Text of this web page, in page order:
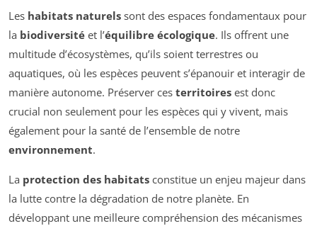
Les habitats naturels sont des espaces fondamentaux pour
la biodiversité et l’équilibre écologique. Ils offrent une
multitude d’écosystèmes, qu’ils soient terrestres ou
aquatiques, où les espèces peuvent s’épanouir et interagir de
manière autonome. Préserver ces territoires est donc
crucial non seulement pour les espèces qui y vivent, mais
également pour la santé de l’ensemble de notre
environnement.
La protection des habitats constitue un enjeu majeur dans
la lutte contre la dégradation de notre planète. En
développant une meilleure compréhension des mécanismes